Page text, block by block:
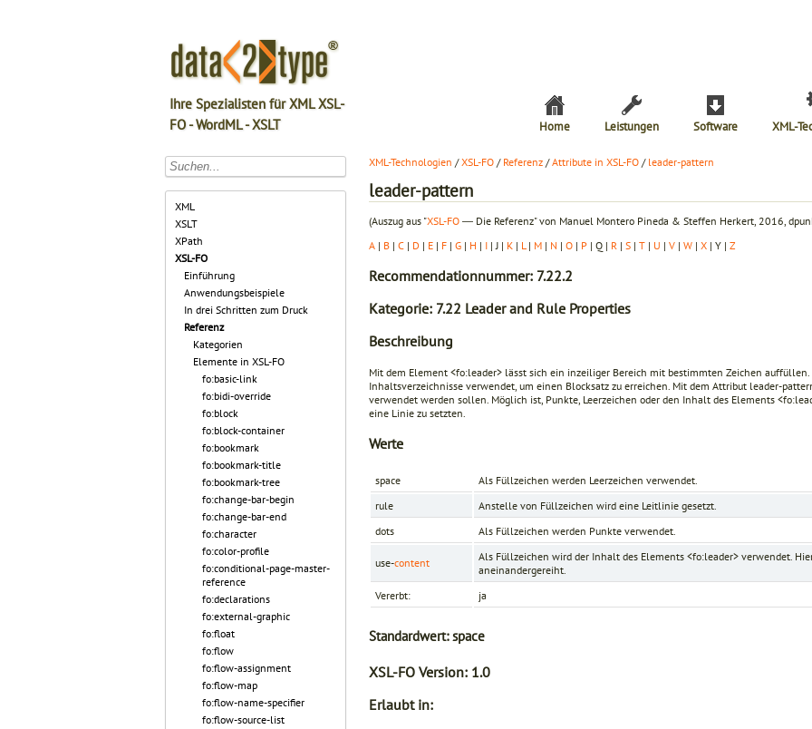
Ihre Spezialisten für XML XSL-
FO - WordML - XSLT
Home Leistungen Software XML-
XML
XSLT
XPath
XSL-FO
Einführung
Anwendungsbeispiele
In drei Schritten zum Druck
Referenz
Kategorien
Elemente in XSL-FO
fo:basic-link
fo:bidi-override
fo:block
fo:block-container
fo:bookmark
fo:bookmark-title
fo:bookmark-tree
fo:change-bar-begin
fo:change-bar-end
fo:character
fo:color-profile
fo:conditional-page-master-
reference
fo:declarations
fo:external-graphic
fo:float
fo:flow
fo:flow-assignment
fo:flow-map
fo:flow-name-specifier
fo:flow-source-list
XML-Technologien /XSL-FO / Referenz /Attribute in XSL-FO / leader-pattern
leader-pattern
(Auszug aus "XSL-FO ― Die Referenz" von Manuel Montero Pineda & Steffen Herkert, 2016,
A | B | C | D | E | F | G | H | I | J | K | L | M | N | O | P | Q | R | S | T | U | V | W | X | Y | Z
Recommendationnummer: 7.22.2
Kategorie: 7.22 Leader and Rule Properties
Beschreibung
Mit dem Element <fo:leader> lässt sich ein inzeiliger Bereich mit bestimmten Zeichen auffüllen.
Inhaltsverzeichnisse verwendet, um einen Blocksatz zu erreichen. Mit dem Attribut leader-
verwendet werden sollen. Möglich ist, Punkte, Leerzeichen oder den Inhalt des Elements
eine Linie zu setzten.
Werte
space
Als Füllzeichen werden Leerzeichen verwendet.
rule
Anstelle von Füllzeichen wird eine Leitlinie gesetzt.
dots
Als Füllzeichen werden Punkte verwendet.
use-content Als Füllzeichen wird der Inhalt des Elements <fo:leader> verwendet.
aneinandergereiht.
Vererbt:
ja
Standardwert:space
XSL-FO Version: 1.0
Erlaubt in: